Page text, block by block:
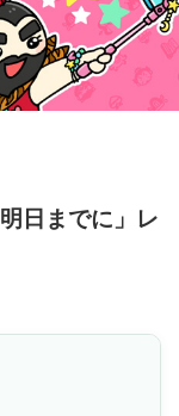
日までに」レ